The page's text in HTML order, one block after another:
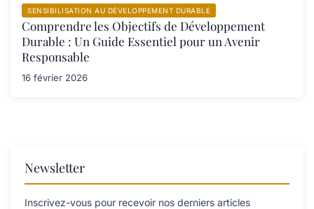
SENSIBILISATION AU DÉVELOPPEMENT DURABLE
Comprendre les Objectifs de Développement
Durable : Un Guide Essentiel pour un Avenir
Responsable
16 février 2026
Newsletter
Inscrivez-vous pour recevoir nos derniers articles